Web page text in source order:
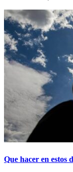
Que hacer en estos